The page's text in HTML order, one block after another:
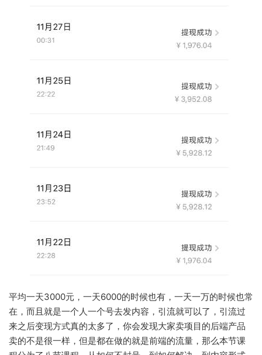
平均一天3000元，一天6000的时候也有，一天一万的时候也常
在，而且就是一个人一个号去发内容，引流就可以了，引流过
来之后变现方式真的太多了，你会发现大家卖项目的后端产品
卖的不是很一样，但是都在做的就是前端的流量，那么本节课